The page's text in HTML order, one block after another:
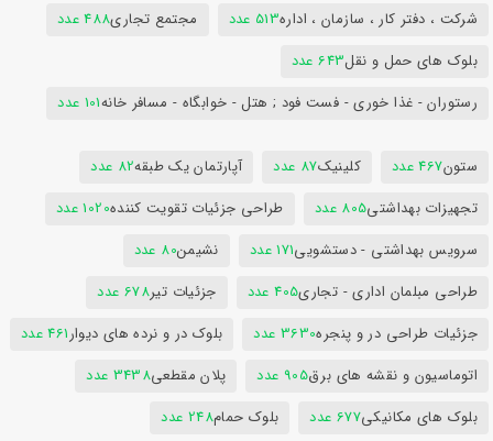
شرکت ، دفتر کار ، سازمان ، اداره513 عدد مجتمع تجاری488 عدد
بلوک های حمل و نقل643 عدد
رستوران - غذا خوری - فست فود ; هتل - خوابگاه - مسافر خانه101 عدد
ستون467 عدد کلینیک87 عدد آپارتمان یک طبقه82 عدد
تجهیزات بهداشتی805 عدد طراحی جزئیات تقویت کننده1020 عدد
سرویس بهداشتی - دستشویی171 عدد نشیمن80 عدد
طراحی مبلمان اداری - تجاری405 عدد جزئیات تیر678 عدد
جزئیات طراحی در و پنجره3630 عدد بلوک در و نرده های دیوار461 عدد
اتوماسیون و نقشه های برق905 عدد پلان مقطعی3438 عدد
بلوک های مکانیکی677 عدد بلوک حمام248 عدد